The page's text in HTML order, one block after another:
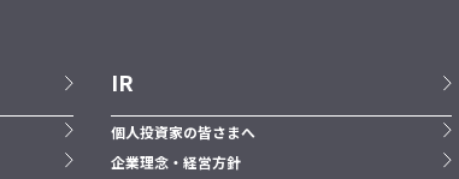
IR
個人投資家の皆さまへ
企業理念・経営方針